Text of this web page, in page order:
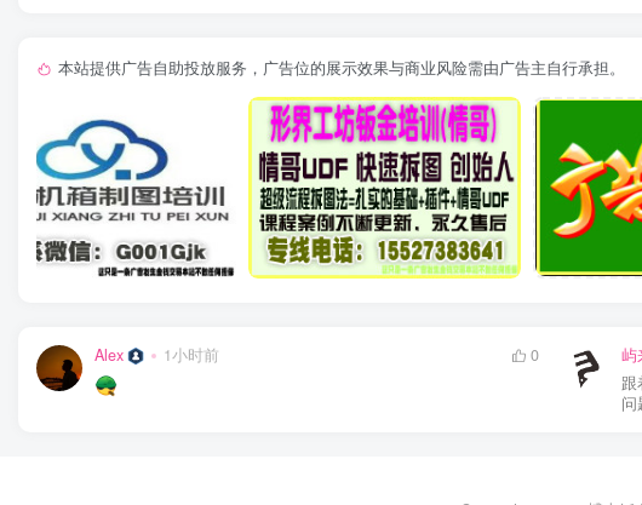
本站提供广告自助投放服务，广告位的展示效果与商业风险需由广告主自行承担。
Alex 1小时前 0 屿
跟
问